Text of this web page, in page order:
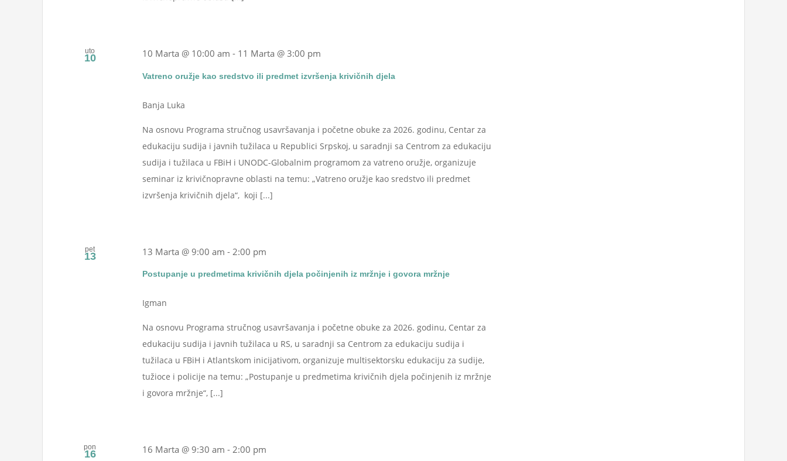
uto
10
Vatreno oružje kao sredstvo ili predmet izvršenja krivičnih djela
10 Marta @ 10:00 am - 11 Marta @ 3:00 pm
Banja Luka
Na osnovu Programa stručnog usavršavanja i početne obuke za 2026. godinu, Centar za
edukaciju sudija i javnih tužilaca u Republici Srpskoj, u saradnji sa Centrom za edukaciju
sudija i tužilaca u FBiH i UNODC-Globalnim programom za vatreno oružje, organizuje
seminar iz krivičnopravne oblasti na temu: „Vatreno oružje kao sredstvo ili predmet
izvršenja krivičnih djela“, koji [...]
pet
13
Postupanje u predmetima krivičnih djela počinjenih iz mržnje i govora mržnje
13 Marta @ 9:00 am -2:00 pm
Igman
Na osnovu Programa stručnog usavršavanja i početne obuke za 2026. godinu, Centar za
edukaciju sudija i javnih tužilaca u RS, u saradnji sa Centrom za edukaciju sudija i
tužilaca u FBiH i Atlantskom inicijativom, organizuje multisektorsku edukaciju za sudije,
tužioce i policije na temu: „Postupanje u predmetima krivičnih djela počinjenih iz mržnje
i govora mržnje“, [...]
pon
16 16 Marta @ 9:30 am -2:00 pm